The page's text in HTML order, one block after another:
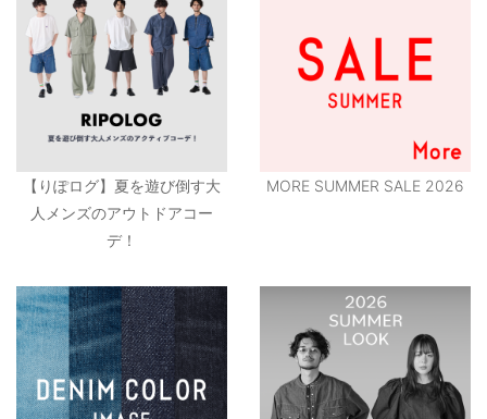
【りぽログ】夏を遊び倒す大
人メンズのアウトドアコー
デ！
MORE SUMMER SALE 2026